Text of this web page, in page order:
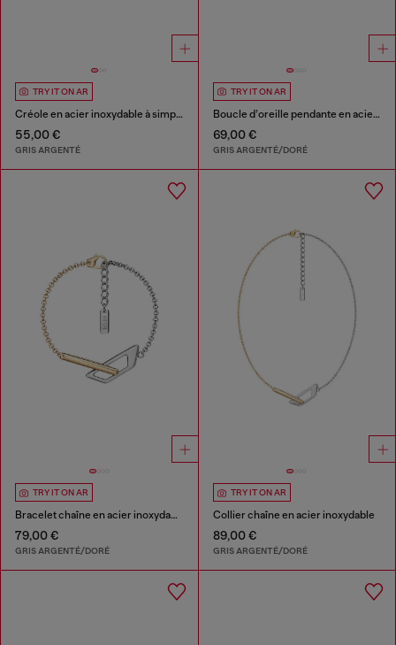
TRY IT ON AR
Créole en acier inoxydable à simple anneau
55,00 €
GRIS ARGENTÉ
TRY IT ON AR
Boucle d’oreille pendante en acier inoxydable
69,00 €
GRIS ARGENTÉ/DORÉ
TRY IT ON AR
Bracelet chaîne en acier inoxydable
79,00 €
GRIS ARGENTÉ/DORÉ
TRY IT ON AR
Collier chaîne en acier inoxydable
89,00 €
GRIS ARGENTÉ/DORÉ